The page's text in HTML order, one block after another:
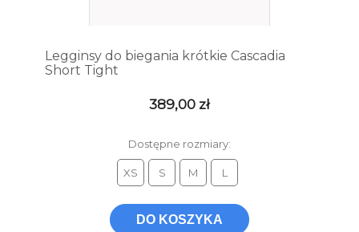
Legginsy do biegania krótkie Cascadia
Short Tight
389,00 zł
Dostępne rozmiary:
XS S M L
DO KOSZYKA